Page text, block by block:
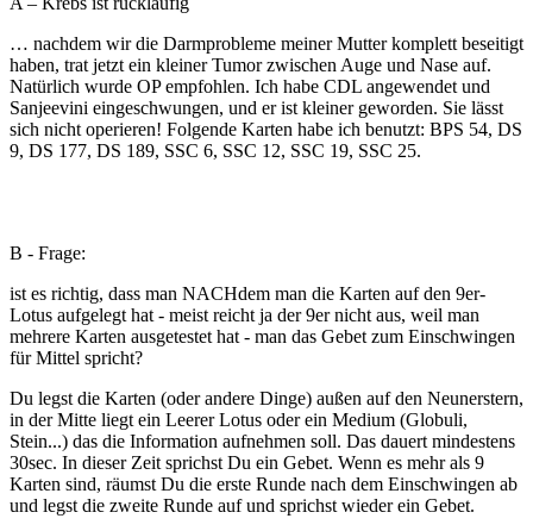
… nachdem wir die Darmprobleme meiner Mutter komplett beseitigt
haben, trat jetzt ein kleiner Tumor zwischen Auge und Nase auf.
Natürlich wurde OP empfohlen. Ich habe CDL angewendet und
Sanjeevini eingeschwungen, und er ist kleiner geworden. Sie lässt
sich nicht operieren! Folgende Karten habe ich benutzt: BPS 54, DS
9, DS 177, DS 189, SSC 6, SSC 12, SSC 19, SSC 25.
B - Frage:
ist es richtig, dass man NACHdem man die Karten auf den 9er-
Lotus aufgelegt hat - meist reicht ja der 9er nicht aus, weil man
mehrere Karten ausgetestet hat - man das Gebet zum Einschwingen
für Mittel spricht?
Du legst die Karten (oder andere Dinge) außen auf den Neunerstern,
in der Mitte liegt ein Leerer Lotus oder ein Medium (Globuli,
Stein...) das die Information aufnehmen soll. Das dauert mindestens
30sec. In dieser Zeit sprichst Du ein Gebet. Wenn es mehr als 9
Karten sind, räumst Du die erste Runde nach dem Einschwingen ab
und legst die zweite Runde auf und sprichst wieder ein Gebet.